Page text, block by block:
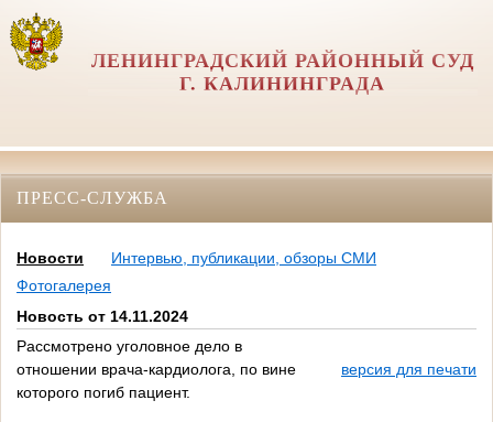
ЛЕНИНГРАДСКИЙ РАЙОННЫЙ СУД
Г. КАЛИНИНГРАДА
ПРЕСС-СЛУЖБА
Новости
Интервью, публикации, обзоры СМИ
Фотогалерея
Новость от 14.11.2024
Рассмотрено уголовное дело в
отношении врача-кардиолога, по вине
которого погиб пациент.
версия для печати